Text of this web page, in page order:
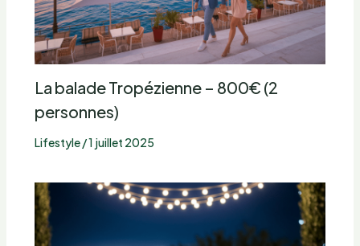
La balade Tropézienne – 800€ (2
personnes)
Lifestyle/1 juillet 2025